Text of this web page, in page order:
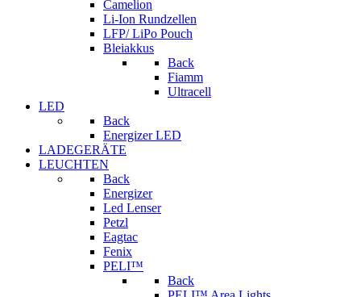
Camelion
Li-Ion Rundzellen
LFP/ LiPo Pouch
Bleiakkus
Back
Fiamm
Ultracell
LED
Back
Energizer LED
LADEGERÄTE
LEUCHTEN
Back
Energizer
Led Lenser
Petzl
Eagtac
Fenix
PELI™
Back